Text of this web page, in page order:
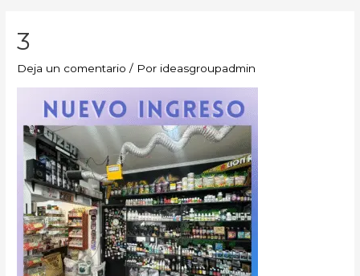
3
Deja un comentario / Por ideasgroupadmin